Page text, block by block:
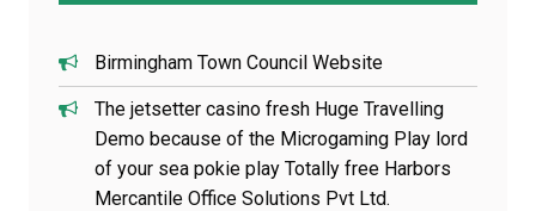
Birmingham Town Council Website
The jetsetter casino fresh Huge Travelling
Demo because of the Microgaming Play lord
of your sea pokie play Totally free Harbors
Mercantile Office Solutions Pvt Ltd.